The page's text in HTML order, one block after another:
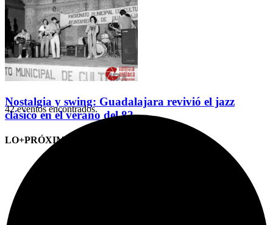
Nostalgia y swing: Guadalajara revivió el jazz
clásico en el verano del 82
LO+PRÓXIMO (CITAS)
42 eventos encontrados.